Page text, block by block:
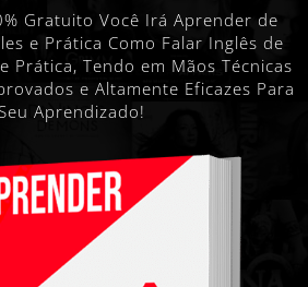
Gratuito Você Irá Aprender de
e Prática Como Falar Inglês de
Prática, Tendo em Mãos Técnicas
e Altamente Eficazes Para
Aprendizado!